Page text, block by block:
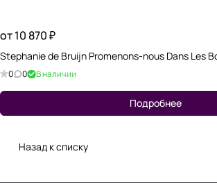
от 10 870 ₽
Stephanie de Bruijn Promenons-nous Dans Les
0 0 В наличии
Подробнее
Назад к списку